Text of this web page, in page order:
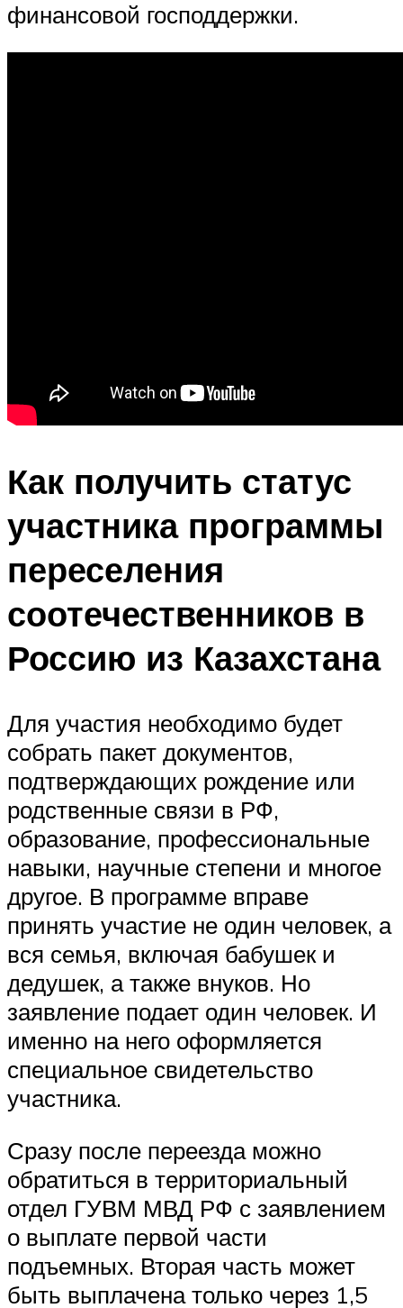
финансовой господдержки.
Как получить статус
участника программы
переселения
соотечественников в
Россию из Казахстана
Для участия необходимо будет
собрать пакет документов,
подтверждающих рождение или
родственные связи в РФ,
образование, профессиональные
навыки, научные степени и многое
другое. В программе вправе
принять участие не один человек, а
вся семья, включая бабушек и
дедушек, а также внуков. Но
заявление подает один человек. И
именно на него оформляется
специальное свидетельство
участника.
Сразу после переезда можно
обратиться в территориальный
отдел ГУВМ МВД РФ с заявлением
о выплате первой части
подъемных. Вторая часть может
быть выплачена только через 1,5